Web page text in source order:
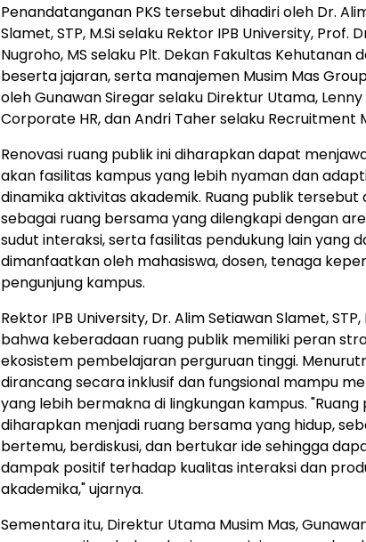
Penandatanganan PKS tersebut dihadiri oleh Dr.
Slamet, STP, M.Si selaku Rektor IPB University, Prof.
Nugroho, MS selaku Plt. Dekan Fakultas Kehutanan
beserta jajaran, serta manajemen Musim Mas
olehGunawan Siregarselaku Direktur Utama,
Corporate HR, danAndri Taherselaku Recruitment
Renovasi ruang publik ini diharapkan dapat
akan fasilitas kampus yang lebih nyaman dan
dinamika aktivitas akademik. Ruang publik tersebut
sebagai ruang bersama yang dilengkapi dengan
sudut interaksi, serta fasilitas pendukung lain yang
dimanfaatkan oleh mahasiswa, dosen, tenaga
pengunjung kampus.
Rektor IPB University, Dr. Alim Setiawan Slamet,
bahwa keberadaan ruang publik memiliki peran
ekosistem pembelajaran perguruan tinggi.
dirancang secara inklusif dan fungsional mampu
yang lebih bermakna di lingkungan kampus. "Ruang
diharapkan menjadi ruang bersama yang hidup,
bertemu, berdiskusi, dan bertukar ide sehingga
dampak positif terhadap kualitas interaksi dan
akademika," ujarnya.
Sementara itu, Direktur Utama Musim Mas,